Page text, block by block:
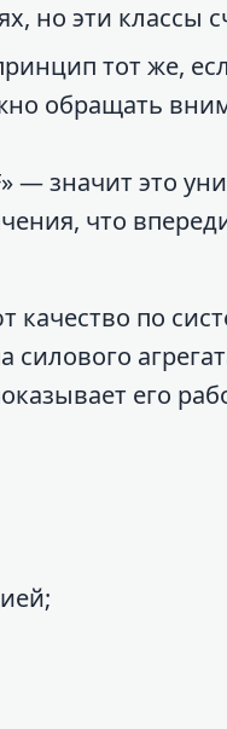
но эти
тот же,
обращать
— значит это
что
по
его